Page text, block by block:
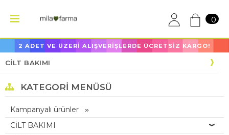
0
2 ADET VE ÜZERİ ALIŞVERİŞLERDE ÜCRETSİZ KARGO!
CİLT BAKIMI
KATEGORI MENÜSÜ
Kampanyalı ürünler
CİLT BAKIMI